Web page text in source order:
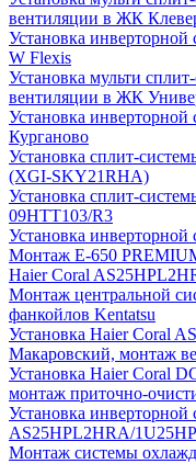
вентиляции в ЖК
Установка
W Flexis
Установка мульти
вентиляции в ЖК
Установка инверторной
Курганово
Установка сплит-
(XGI-SKY21RHA)
Установка сплит-
09HTT103/R3
Установка
Монтаж E-650
Haier Coral
Монтаж центральной
фанкойлов Kentatsu
Установка Haier Coral
Макаровский, монтаж
Установка Haier Coral
монтаж приточно-
Установка
AS25HPL2HRA/
Монтаж системы